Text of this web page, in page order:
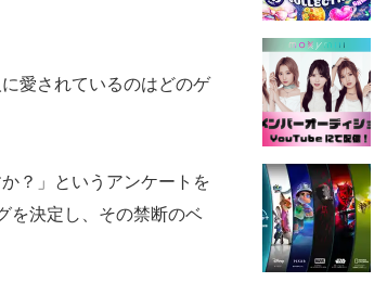
愛されているのはどのゲ
？」というアンケートを
を決定し、その禁断のベ